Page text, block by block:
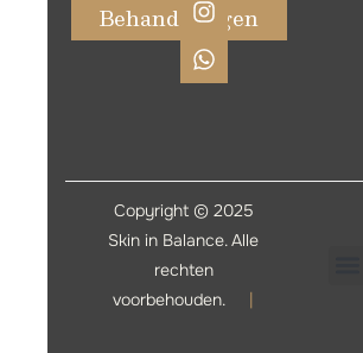
Behandelingen
Copyright © 2025
Skin in Balance. Alle
rechten
voorbehouden. |